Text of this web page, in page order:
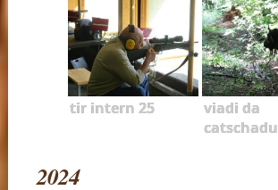
tir intern 25
viadi da
2024